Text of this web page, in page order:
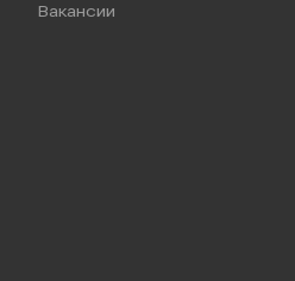
Вакансии